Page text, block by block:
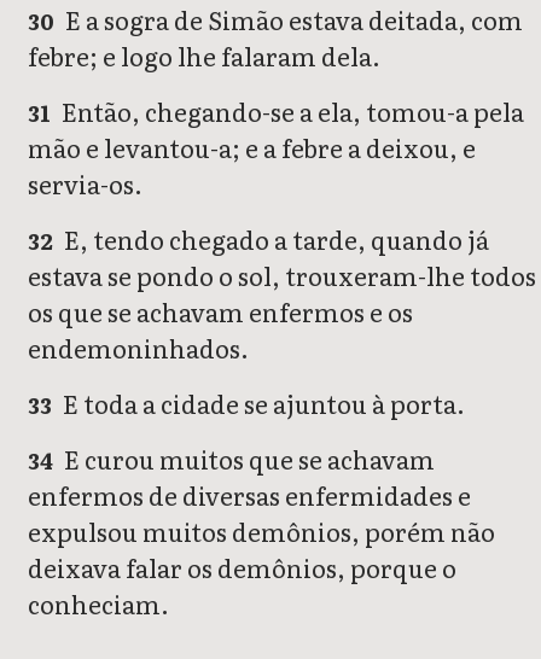
30 E a sogra de Simão estava deitada, com
febre; e logo lhe falaram dela.
31 Então, chegando-se a ela, tomou-a pela
mão e levantou-a; e a febre a deixou, e
servia-os.
32 E, tendo chegado a tarde, quando já
estava se pondo o sol, trouxeram-lhe todos
os que se achavam enfermos e os
endemoninhados.
33 E toda a cidade se ajuntou à porta.
34 E curou muitos que se achavam
enfermos de diversas enfermidades e
expulsou muitos demônios, porém não
deixava falar os demônios, porque o
conheciam.